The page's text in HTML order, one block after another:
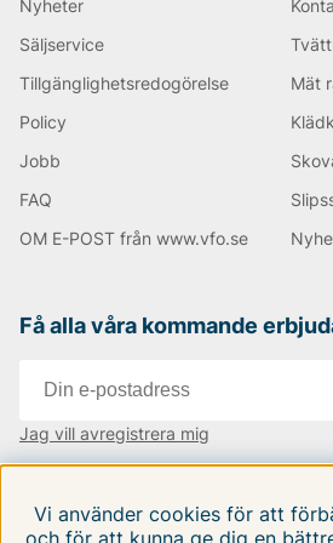
Andra populära
LEE
NN07
Tiger of Sweden
Replay
Nyheter
Säljservice
Tillgänglighetsredogörelse
Policy
Jobb
FAQ
OM E-POST från www.vfo.se
Mät
Få alla våra kommande
Jag vill avregistrera mig
Följ oss på våra sociala
Vi använder cookies för att
och för att kunna ge dig en